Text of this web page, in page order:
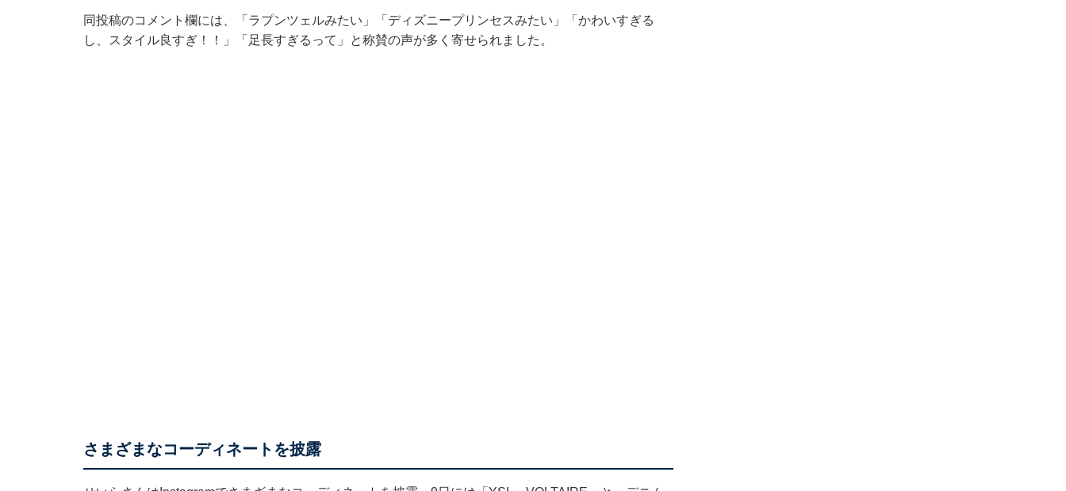
同投稿のコメント欄には、「ラプンツェルみたい」「ディズニープリンセスみたい」「かわいすぎる
し、スタイル良すぎ！！」「足長すぎるって」と称賛の声が多く寄せられました。
さまざまなコーディネートを披露